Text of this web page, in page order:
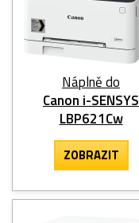
Náplně do
Canon i-SENSYS
LBP621Cw
ZOBRAZIT